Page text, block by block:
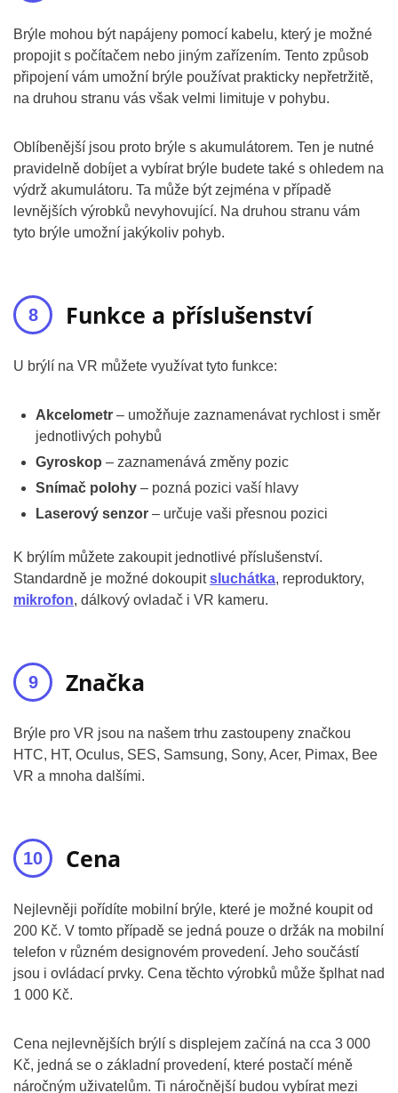
Brýle mohou být napájeny pomocí kabelu, který je možné
propojit s počítačem nebo jiným zařízením. Tento způsob
připojení vám umožní brýle používat prakticky nepřetržitě,
na druhou stranu vás však velmi limituje v pohybu.
Oblíbenější jsou proto brýle s akumulátorem. Ten je nutné
pravidelně dobíjet a vybírat brýle budete také s ohledem na
výdrž akumulátoru. Ta může být zejména v případě
levnějších výrobků nevyhovující. Na druhou stranu vám
tyto brýle umožní jakýkoliv pohyb.
Funkce a příslušenství
U brýlí na VR můžete využívat tyto funkce:
Akcelometr – umožňuje zaznamenávat rychlost i směr
jednotlivých pohybů
Gyroskop – zaznamenává změny pozic
Snímač polohy – pozná pozici vaší hlavy
Laserový senzor – určuje vaši přesnou pozici
K brýlím můžete zakoupit jednotlivé příslušenství.
Standardně je možné dokoupitsluchátka, reproduktory,
mikrofon, dálkový ovladač i VR kameru.
Značka
Brýle pro VR jsou na našem trhu zastoupeny značkou
HTC, HT, Oculus, SES, Samsung, Sony, Acer, Pimax, Bee
VR a mnoha dalšími.
Cena
Nejlevněji pořídíte mobilní brýle, které je možné koupit od
200 Kč. V tomto případě se jedná pouze o držák na mobilní
telefon v různém designovém provedení. Jeho součástí
jsou i ovládací prvky. Cena těchto výrobků může šplhat nad
1 000 Kč.
Cena nejlevnějších brýlí s displejem začíná na cca 3 000
Kč, jedná se o základní provedení, které postačí méně
náročným uživatelům. Ti náročnější budou vybírat mezi